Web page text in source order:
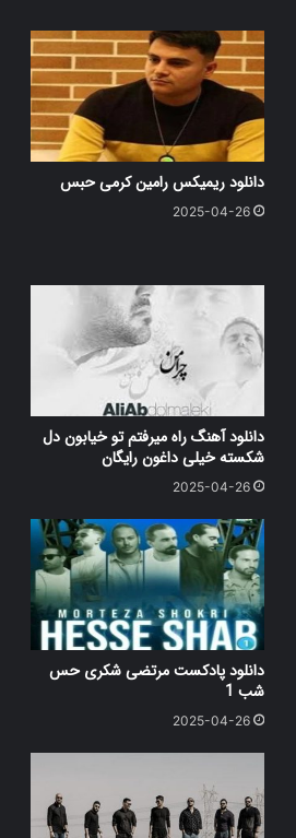
دانلود ریمیکس رامین کرمی حبس
2025-04-26
دانلود آهنگ راه میرفتم تو خیابون دل
شکسته خیلی داغون رایگان
2025-04-26
دانلود پادکست مرتضی شکری حس
شب 1
2025-04-26